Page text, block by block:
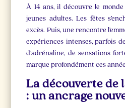
À 14 ans, il découvre le
jeunes adultes. Les fêtes
excès. Puis, une rencontre
expériences intenses, parfois
d’adrénaline, de sensations
marque profondément ces
La découverte de
: un ancrage